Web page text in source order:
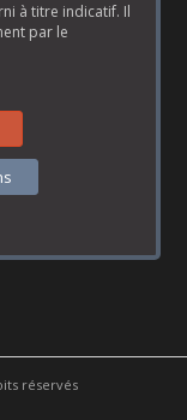
à titre indicatif. Il
par le
réservés